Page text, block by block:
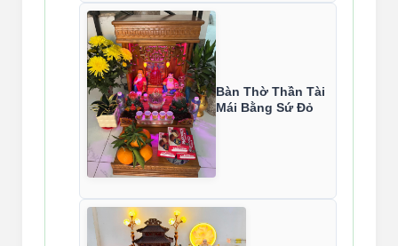
Bàn Thờ Thần Tài
Mái Bằng Sứ Đỏ